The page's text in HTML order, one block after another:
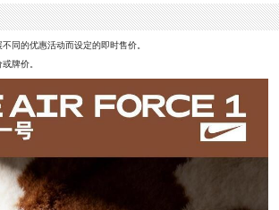
同的优惠活动而设定的即时售价。
牌价。